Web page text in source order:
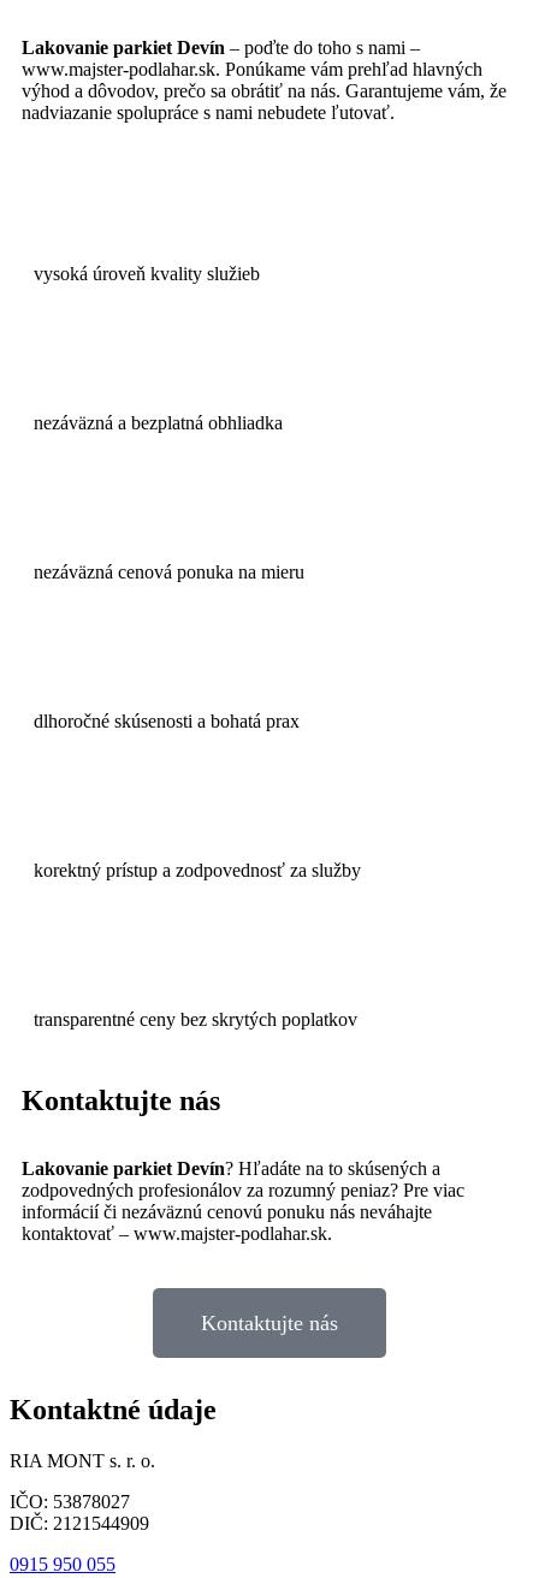
Lakovanie parkiet Devín – poďte do toho s nami –
www.majster-podlahar.sk. Ponúkame vám prehľad hlavných
výhod a dôvodov, prečo sa obrátiť na nás. Garantujeme vám, že
nadviazanie spolupráce s nami nebudete ľutovať.
vysoká úroveň kvality služieb
nezáväzná a bezplatná obhliadka
nezáväzná cenová ponuka na mieru
dlhoročné skúsenosti a bohatá prax
korektný prístup a zodpovednosť za služby
transparentné ceny bez skrytých poplatkov
Kontaktujte nás
Lakovanie parkiet Devín? Hľadáte na to skúsených a
zodpovedných profesionálov za rozumný peniaz? Pre viac
informácií či nezáväznú cenovú ponuku nás neváhajte
kontaktovať – www.majster-podlahar.sk.
Kontaktujte nás
Kontaktné údaje
RIA MONT s. r. o.
IČO: 53878027
DIČ: 2121544909
0915 950 055